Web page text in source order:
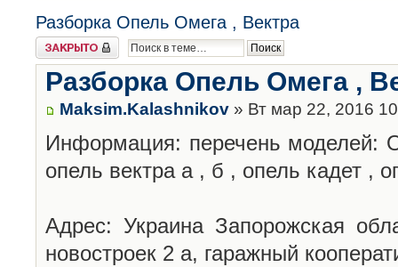
Разборка Опель Омега , Вектра
Закрыто
Разборка Опель Омега ,
Maksim.Kalashnikov » Вт мар 22, 2016
Информация: перечень моделей:
опель вектра а , б , опель кадет ,
Адрес: Украина Запорожская
новостроек 2 а, гаражный